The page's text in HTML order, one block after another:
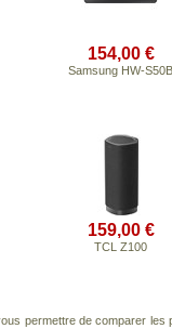
154,00 €
Samsung HW-S50B
159,00 €
TCL Z100
permettre de comparer les